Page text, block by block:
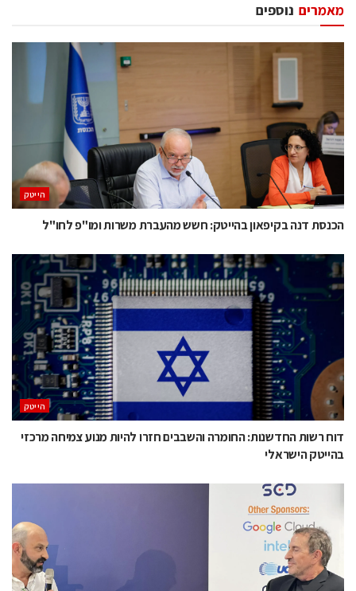
נוספים מאמרים
הייטק
הכנסת דנה בקיפאון בהייטק: חשש מהעברת משרות ומו"פ לחו"ל
הייטק
דוח רשות החדשנות: החומרה והשבבים חזרו להיות מנוע צמיחה מרכזי
בהייטק הישראלי